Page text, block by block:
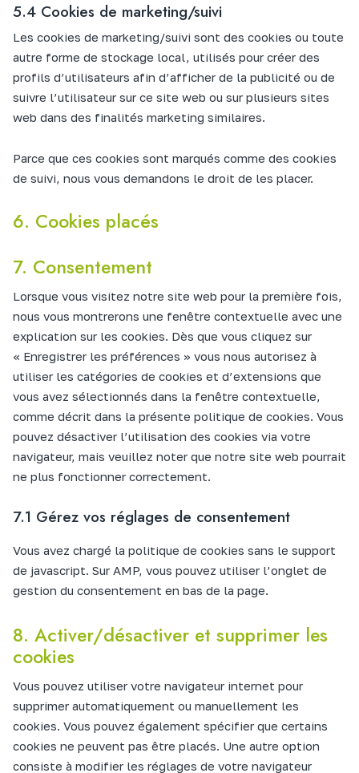
5.4 Cookies de marketing/suivi
Les cookies de marketing/suivi sont des cookies ou toute
autre forme de stockage local, utilisés pour créer des
profils d’utilisateurs afin d’afficher de la publicité ou de
suivre l’utilisateur sur ce site web ou sur plusieurs sites
web dans des finalités marketing similaires.
Parce que ces cookies sont marqués comme des cookies
de suivi, nous vous demandons le droit de les placer.
6. Cookies placés
7. Consentement
Lorsque vous visitez notre site web pour la première fois,
nous vous montrerons une fenêtre contextuelle avec une
explication sur les cookies. Dès que vous cliquez sur
« Enregistrer les préférences » vous nous autorisez à
utiliser les catégories de cookies et d’extensions que
vous avez sélectionnés dans la fenêtre contextuelle,
comme décrit dans la présente politique de cookies. Vous
pouvez désactiver l’utilisation des cookies via votre
navigateur, mais veuillez noter que notre site web pourrait
ne plus fonctionner correctement.
7.1 Gérez vos réglages de consentement
Vous avez chargé la politique de cookies sans le support
de javascript. Sur AMP, vous pouvez utiliser l’onglet de
gestion du consentement en bas de la page.
8. Activer/désactiver et supprimer les
cookies
Vous pouvez utiliser votre navigateur internet pour
supprimer automatiquement ou manuellement les
cookies. Vous pouvez également spécifier que certains
cookies ne peuvent pas être placés. Une autre option
consiste à modifier les réglages de votre navigateur